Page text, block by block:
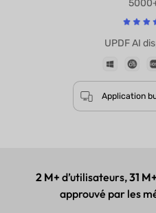
UPDF
2 M+ d’utilisateurs,31 M+
approuvé par les